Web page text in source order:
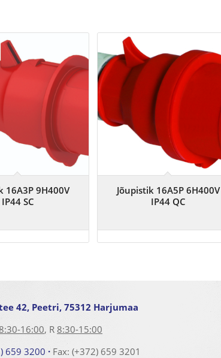
16A3P 9H400V
IP44 SC
Jõupistik 16A5P 6H400V
IP44 QC
42, Peetri, 75312 Harjumaa
16:00, R 8:30-15:00
659 3200 · Fax: (+372) 659 3201